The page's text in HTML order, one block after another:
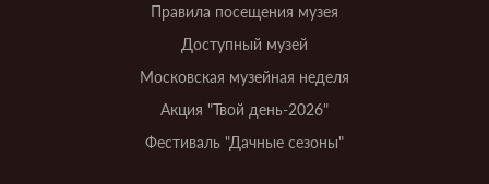
Правила посещения музея
Доступный музей
Московская музейная неделя
Акция "Твой день-2026"
Фестиваль "Дачные сезоны"